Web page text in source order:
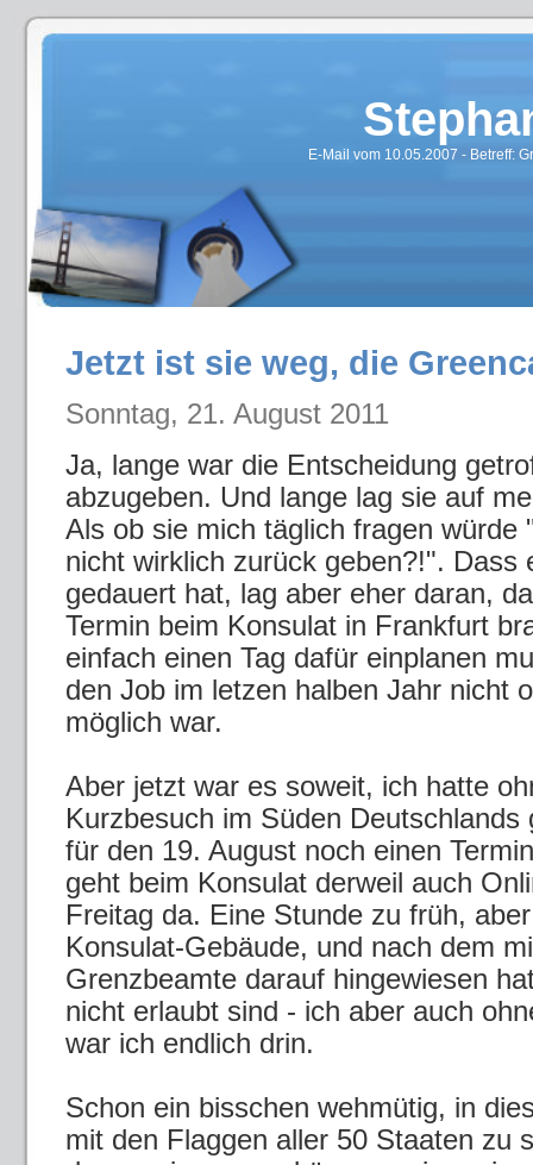
E-Mail vom 10.05.2007 - Betreff:
Jetzt ist sie weg, die
Sonntag, 21. August 2011
Ja, lange war die Entscheidung
abzugeben. Und lange lag sie auf
Als ob sie mich täglich fragen würde
nicht wirklich zurück geben?!". Dass
gedauert hat, lag aber eher daran,
Termin beim Konsulat in Frankfurt
einfach einen Tag dafür einplanen
den Job im letzen halben Jahr nicht
möglich war.
Aber jetzt war es soweit, ich hatte
Kurzbesuch im Süden Deutschlands
für den 19. August noch einen
geht beim Konsulat derweil auch
Freitag da. Eine Stunde zu früh,
Konsulat-Gebäude, und nach dem
Grenzbeamte darauf hingewiesen
nicht erlaubt sind - ich aber auch
war ich endlich drin.
Schon ein bisschen wehmütig, in
mit den Flaggen aller 50 Staaten zu